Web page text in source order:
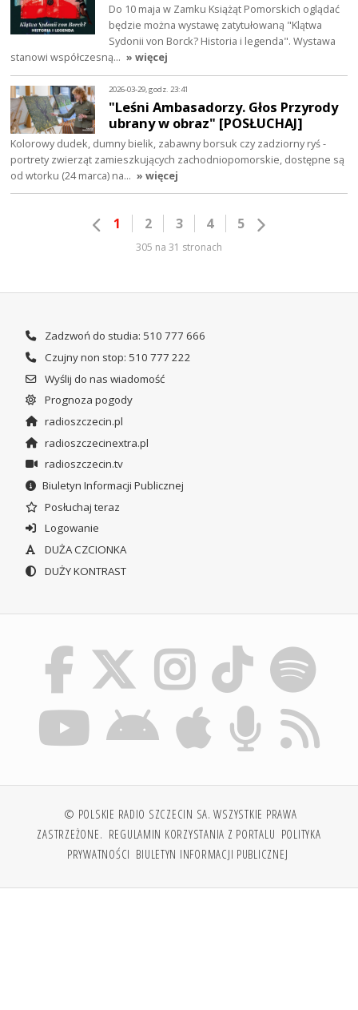
Do 10 maja w Zamku Książąt Pomorskich oglądać
będzie można wystawę zatytułowaną "Klątwa
Sydonii von Borck? Historia i legenda". Wystawa
stanowi współczesną… » więcej
2026-03-29, godz. 23:41
"Leśni Ambasadorzy. Głos Przyrody
ubrany w obraz" [POSŁUCHAJ]
Kolorowy dudek, dumny bielik, zabawny borsuk czy zadziorny ryś -
portrety zwierząt zamieszkujących zachodniopomorskie, dostępne są
od wtorku (24 marca) na… » więcej
1 2 3 4 5
305 na 31 stronach
Zadzwoń do studia: 510 777 666
Czujny non stop: 510 777 222
Wyślij do nas wiadomość
Prognoza pogody
radioszczecin.pl
radioszczecinextra.pl
radioszczecin.tv
Biuletyn Informacji Publicznej
Posłuchaj teraz
Logowanie
DUŻA CZCIONKA
DUŻY KONTRAST
© POLSKIE RADIO SZCZECIN SA. WSZYSTKIE PRAWA
ZASTRZEŻONE. REGULAMIN KORZYSTANIA Z PORTALU POLITYKA
PRYWATNOŚCI BIULETYN INFORMACJI PUBLICZNEJ